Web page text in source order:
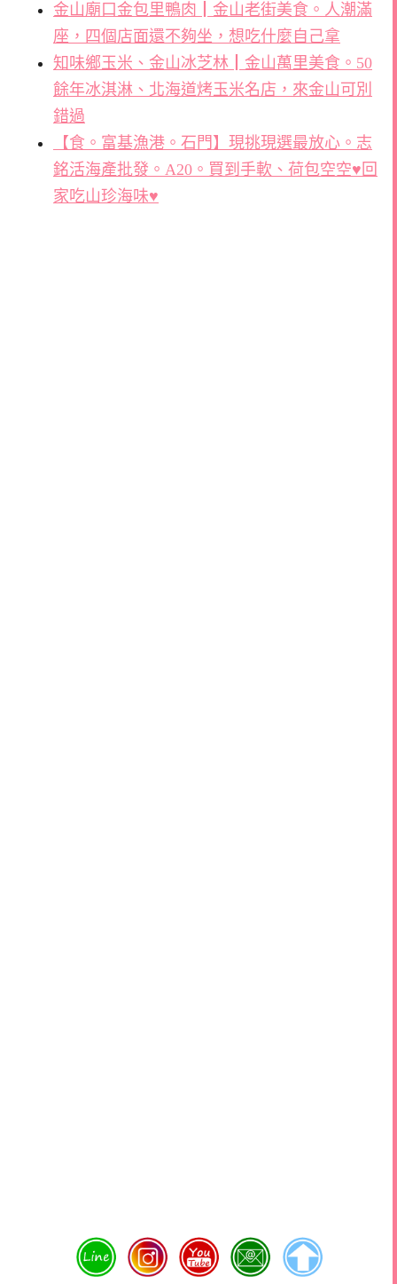
金山廟口金包里鴨肉┃金山老街美食。人潮滿
座，四個店面還不夠坐，想吃什麼自己拿
知味鄉玉米、金山冰芝林┃金山萬里美食。50
餘年冰淇淋、北海道烤玉米名店，來金山可別
錯過
【食。富基漁港。石門】現挑現選最放心。志
銘活海產批發。A20。買到手軟、荷包空空♥回
家吃山珍海味♥